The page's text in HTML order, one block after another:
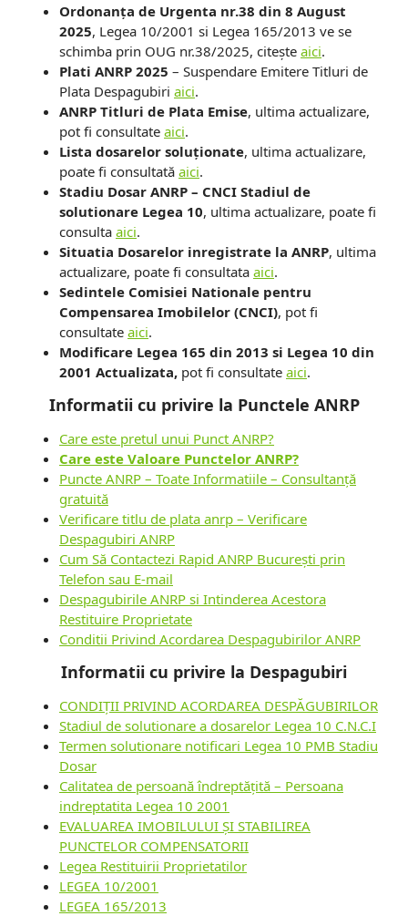
Ordonanța de Urgenta nr.38 din 8 August
2025, Legea 10/2001 si Legea 165/2013 ve se
schimba prin OUG nr.38/2025, citește aici.
Plati ANRP 2025 – Suspendare Emitere Titluri de
Plata Despagubiri aici.
ANRP Titluri de Plata Emise, ultima actualizare,
pot fi consultate aici.
Lista dosarelor soluționate, ultima actualizare,
poate fi consultată aici.
Stadiu Dosar ANRP – CNCI Stadiul de
solutionare Legea 10, ultima actualizare, poate fi
consulta aici.
Situatia Dosarelor inregistrate la ANRP, ultima
actualizare, poate fi consultata aici.
Sedintele Comisiei Nationale pentru
Compensarea Imobilelor (CNCI), pot fi
consultate aici.
Modificare Legea 165 din 2013 si Legea 10 din
2001 Actualizata, pot fi consultate aici.
Informatii cu privire la Punctele ANRP
Care este pretul unui Punct ANRP?
Care este Valoare Punctelor ANRP?
Puncte ANRP – Toate Informatiile – Consultanță
gratuită
Verificare titlu de plata anrp – Verificare
Despagubiri ANRP
Cum Să Contactezi Rapid ANRP București prin
Telefon sau E-mail
Despagubirile ANRP si Intinderea Acestora
Restituire Proprietate
Conditii Privind Acordarea Despagubirilor ANRP
Informatii cu privire la Despagubiri
CONDIȚII PRIVIND ACORDAREA DESPĂGUBIRILOR
Stadiul de solutionare a dosarelor Legea 10 C.N.C.I
Termen solutionare notificari Legea 10 PMB Stadiu
Dosar
Calitatea de persoană îndreptățită – Persoana
indreptatita Legea 10 2001
EVALUAREA IMOBILULUI ȘI STABILIREA
PUNCTELOR COMPENSATORII
Legea Restituirii Proprietatilor
LEGEA 10/2001
LEGEA 165/2013